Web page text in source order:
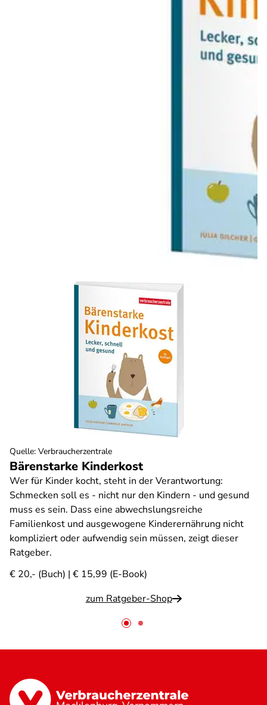
Bärenstarke Kinderkost
Wer für Kinder kocht, steht in der Verantwortung:
Schmecken soll es - nicht nur den Kindern - und gesund
muss es sein. Dass eine abwechslungsreiche
Familienkost und ausgewogene Kinderernährung nicht
kompliziert oder aufwendig sein müssen, zeigt dieser
Ratgeber.
€ 20,- (Buch) | € 15,99 (E-Book)
zum Ratgeber-Shop
Quelle: Verbraucherzentrale